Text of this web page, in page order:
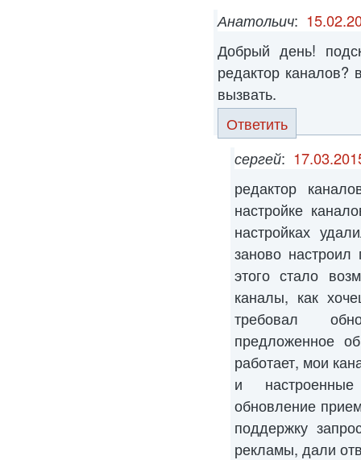
Анатольич:
Добрый день!
редактор каналов?
вызвать.
Ответить
сергей:
редактор
настройке
настройках
заново
этого стало
каналы, как
требовал
предложенное
работает, мои
и
обновление
поддержку
рекламы, дали